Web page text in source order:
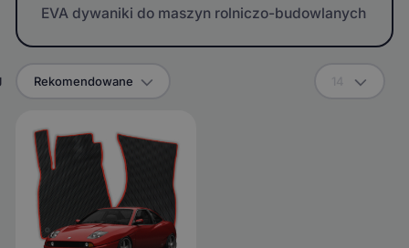
EVA dywaniki do maszyn rolniczo-budowlanych
Rekomendowane